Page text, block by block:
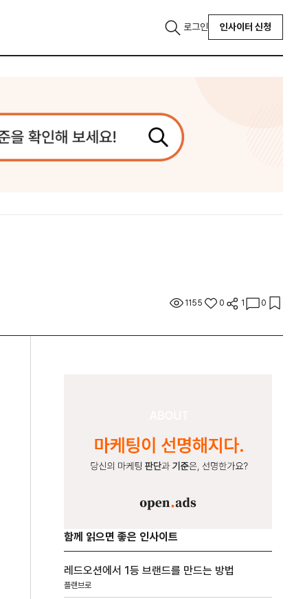
로그인 인사이터 신청
1155 0 1 0
함께 읽으면 좋은 인사이트
레드오션에서 1등 브랜드를 만드는 방법
플랜브로